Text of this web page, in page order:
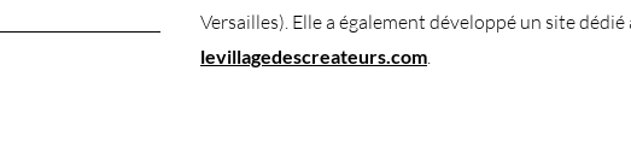
Versailles). Elle a également développé un site dédié
levillagedescreateurs.com.